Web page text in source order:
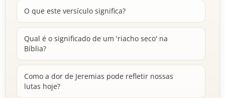
O que este versículo significa?
Qual é o significado de um 'riacho seco' na
Bíblia?
Como a dor de Jeremias pode refletir nossas
lutas hoje?